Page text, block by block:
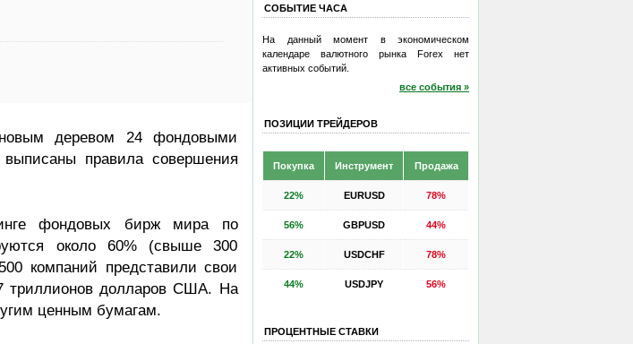
деревом 24 фондовыми
правила совершения
фондовых бирж мира по
около 60% (свыше 300
компаний представили свои
триллионов долларов США. На
ценным бумагам.
СОБЫТИЕ ЧАСА
На данный момент в экономическом
календаре валютного рынка Forex нет
активных событий.
все события »
ПОЗИЦИИ ТРЕЙДЕРОВ
Покупка Инструмент Продажа
22% EURUSD 78%
56% GBPUSD 44%
22% USDCHF 78%
44% USDJPY 56%
ПРОЦЕНТНЫЕ СТАВКИ